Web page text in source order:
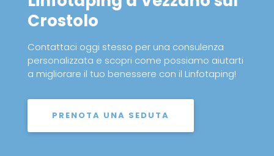
Crostolo
Contattaci oggi stesso per una consulenza
personalizzata e scopri come possiamo aiutarti
a migliorare il tuo benessere con il Linfotaping!
PRENOTA UNA SEDUTA